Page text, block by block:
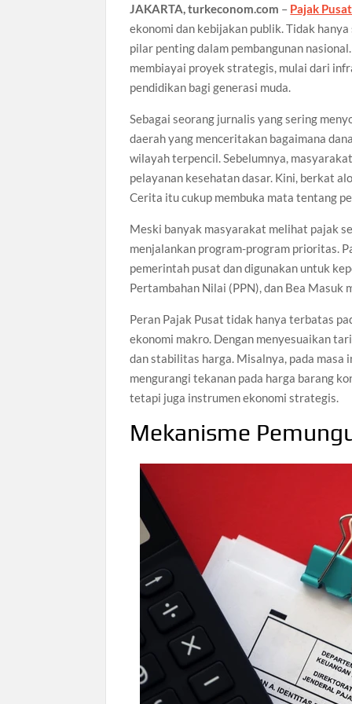
JAKARTA, turkeconom.com – Pajak Pusat
ekonomi dan kebijakan publik. Tidak
pilar penting dalam pembangunan
membiayai proyek strategis, mulai dari
pendidikan bagi generasi muda.
Sebagai seorang jurnalis yang sering
daerah yang menceritakan bagaimana
wilayah terpencil. Sebelumnya,
pelayanan kesehatan dasar. Kini, berkat
Cerita itu cukup membuka mata tentang
Meski banyak masyarakat melihat pajak
menjalankan program-program prioritas.
pemerintah pusat dan digunakan untuk
Pertambahan Nilai (PPN), dan Bea
Peran Pajak Pusat tidak hanya terbatas
ekonomi makro. Dengan menyesuaikan
dan stabilitas harga. Misalnya, pada
mengurangi tekanan pada harga barang
tetapi juga instrumen ekonomi strategis.
Mekanisme